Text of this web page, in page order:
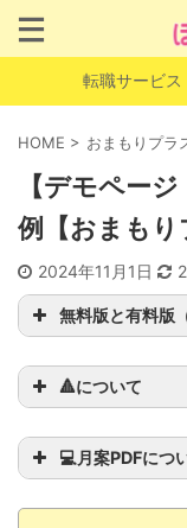
転職サービス
HOME > おまもりプラ
【デモペー
例【おまもり
2024年11月1日
無料版と有料版
🔺について
💻月案PDFにつ